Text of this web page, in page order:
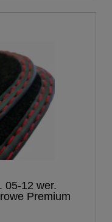
05-12 wer.
Premium